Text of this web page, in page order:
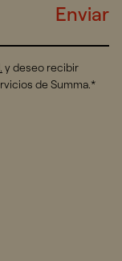
Enviar
. y deseo recibir
de Summa.*